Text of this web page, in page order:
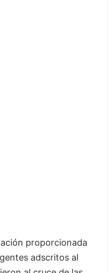
proporcionada
adscritos al